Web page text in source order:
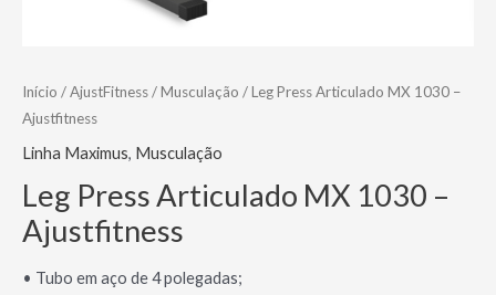
Início /AjustFitness/Musculação / Leg Press Articulado MX 1030 –
Ajustfitness
Linha Maximus, Musculação
Leg Press Articulado MX 1030 –
Ajustfitness
• Tubo em aço de 4 polegadas;